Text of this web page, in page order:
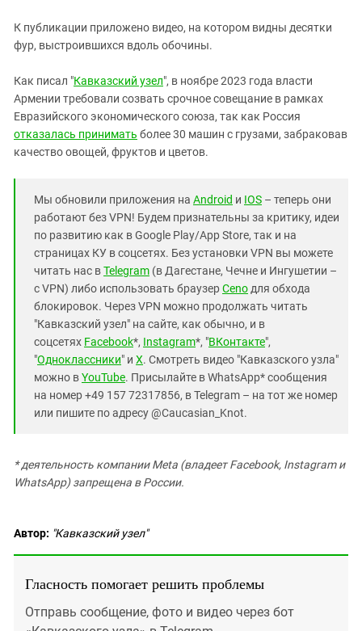
К публикации приложено видео, на котором видны десятки
фур, выстроившихся вдоль обочины.
Как писал "Кавказский узел", в ноябре 2023 года власти
Армении требовали созвать срочное совещание в рамках
Евразийского экономического союза, так как Россия
отказалась принимать более 30 машин с грузами, забраковав
качество овощей, фруктов и цветов.
Мы обновили приложения на Android и IOS – теперь они
работают без VPN! Будем признательны за критику, идеи
по развитию как в Google Play/App Store, так и на
страницах КУ в соцсетях. Без установки VPN вы можете
читать нас вTelegram (в Дагестане, Чечне и Ингушетии –
с VPN) либо использовать браузерCenoдля обхода
блокировок. Через VPN можно продолжать читать
"Кавказский узел" на сайте, как обычно, и в
соцсетях Facebook*, Instagram*, "ВКонтакте",
"Одноклассники" и X. Смотреть видео "Кавказского узла"
можно вYouTube. Присылайте в WhatsApp* сообщения
на номер +49 157 72317856, в Telegram – на тот же номер
или пишите по адресу @Caucasian_Knot.
* деятельность компании Meta (владеет Facebook, Instagram и
WhatsApp) запрещена в России.
Автор: "Кавказский узел"
Гласность помогает решить проблемы
Отправь сообщение, фото и видео через бот